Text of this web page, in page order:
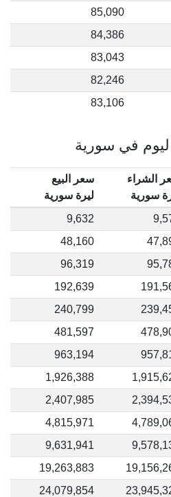
85,090
84,386
83,043
82,246
83,106
في سورية
الشراء
سورية
سعر البيع
ليرة سورية
9,632
48,160
96,319
192,639
240,799
481,597
963,194
1,926,388
2,407,985
4,815,971
9,631,941
19,263,883
24,079,854